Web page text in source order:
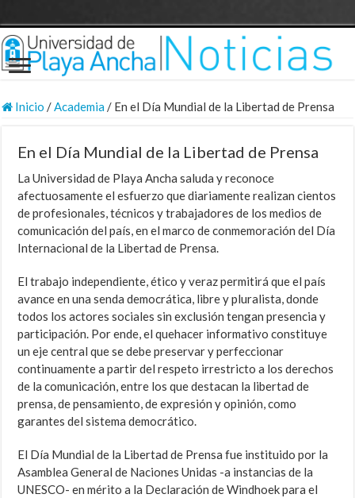
Inicio /Academia/ En el Día Mundial de la Libertad de Prensa
En el Día Mundial de la Libertad de Prensa
La Universidad de Playa Ancha saluda y reconoce
afectuosamente el esfuerzo que diariamente realizan cientos
de profesionales, técnicos y trabajadores de los medios de
comunicación del país, en el marco de conmemoración del Día
Internacional de la Libertad de Prensa.
El trabajo independiente, ético y veraz permitirá que el país
avance en una senda democrática, libre y pluralista, donde
todos los actores sociales sin exclusión tengan presencia y
participación. Por ende, el quehacer informativo constituye
un eje central que se debe preservar y perfeccionar
continuamente a partir del respeto irrestricto a los derechos
de la comunicación, entre los que destacan la libertad de
prensa, de pensamiento, de expresión y opinión, como
garantes del sistema democrático.
El Día Mundial de la Libertad de Prensa fue instituido por la
Asamblea General de Naciones Unidas -a instancias de la
UNESCO- en mérito a la Declaración de Windhoek para el